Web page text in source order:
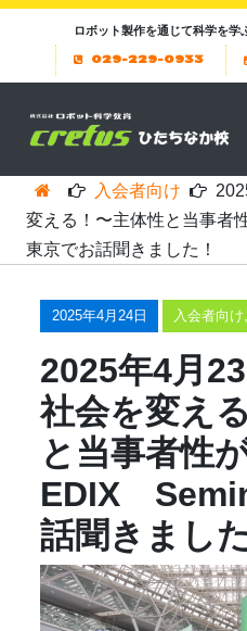
ロボット製作を通じて科学を
029-229-0933
入会者向け
変える！〜主体性と当事
東京でお話聞きました！
2025年4月24日 入会者向け
2025年4月
社会を変え
と当事者性
EDIX
話聞きまし